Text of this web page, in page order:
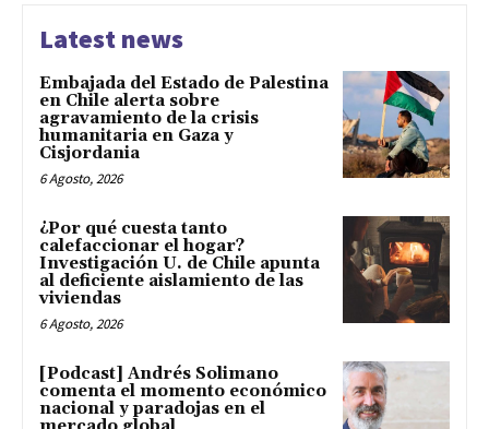
Latest news
Embajada del Estado de Palestina
en Chile alerta sobre
agravamiento de la crisis
humanitaria en Gaza y
Cisjordania
6 Agosto, 2026
¿Por qué cuesta tanto
calefaccionar el hogar?
Investigación U. de Chile apunta
al deficiente aislamiento de las
viviendas
6 Agosto, 2026
[Podcast] Andrés Solimano
comenta el momento económico
nacional y paradojas en el